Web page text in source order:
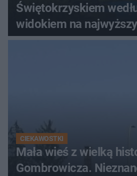
Świętokrzyskiem
widokiem na
Świętokrzyskich
CIEKAWOSTKI
Mała wieś z wielką
Gombrowicza.